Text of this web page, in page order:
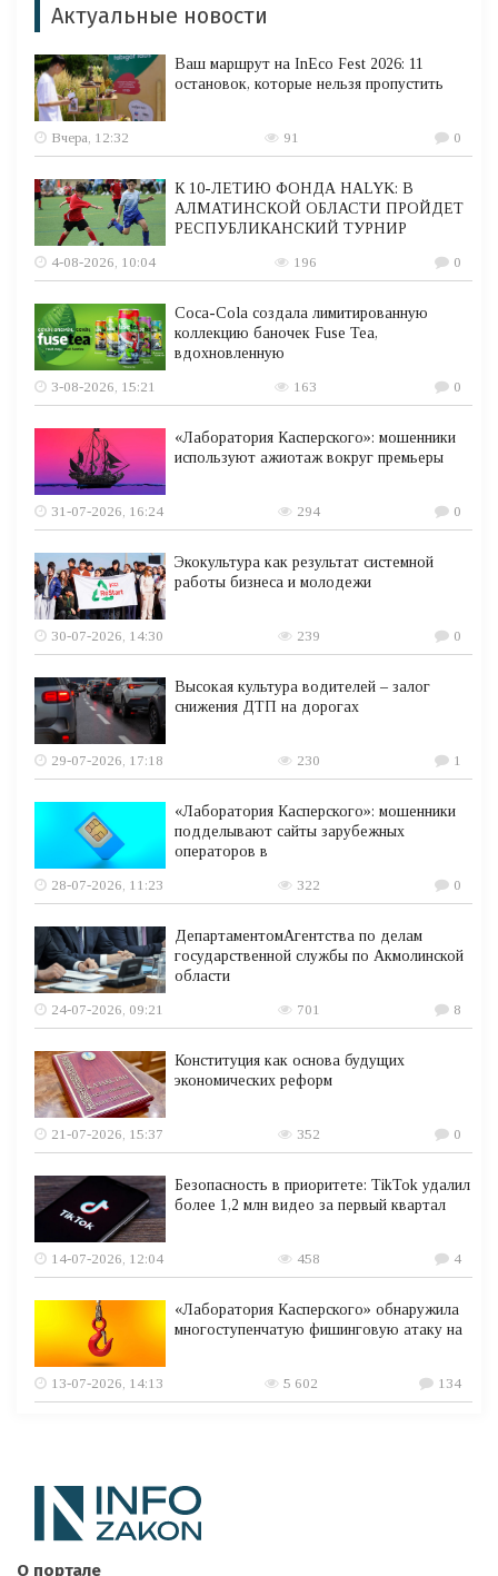
Актуальные новости
Ваш маршрут на InEco Fest 2026: 11
остановок, которые нельзя пропустить
Вчера, 12:32 91 0
К 10-ЛЕТИЮ ФОНДА HALYK: В
АЛМАТИНСКОЙ ОБЛАСТИ ПРОЙДЕТ
РЕСПУБЛИКАНСКИЙ ТУРНИР
4-08-2026, 10:04
196 0
Coca-Cola создала лимитированную
коллекцию баночек Fuse Tea,
вдохновленную
3-08-2026, 15:21
163 0
«Лаборатория Касперского»: мошенники
используют ажиотаж вокруг премьеры
31-07-2026, 16:24 294 0
Экокультура как результат системной
работы бизнеса и молодежи
30-07-2026, 14:30 239 0
Высокая культура водителей – залог
снижения ДТП на дорогах
29-07-2026, 17:18 230 1
«Лаборатория Касперского»: мошенники
подделывают сайты зарубежных
операторов в
28-07-2026, 11:23
322 0
ДепартаментомАгентства по делам
государственной службы по Акмолинской
области
24-07-2026, 09:21
701 8
Конституция как основа будущих
экономических реформ
21-07-2026, 15:37 352 0
Безопасность в приоритете: TikTok удалил
более 1,2 млн видео за первый квартал
14-07-2026, 12:04 458 4
«Лаборатория Касперского» обнаружила
многоступенчатую фишинговую атаку на
13-07-2026, 14:13 5 602 134
О портале